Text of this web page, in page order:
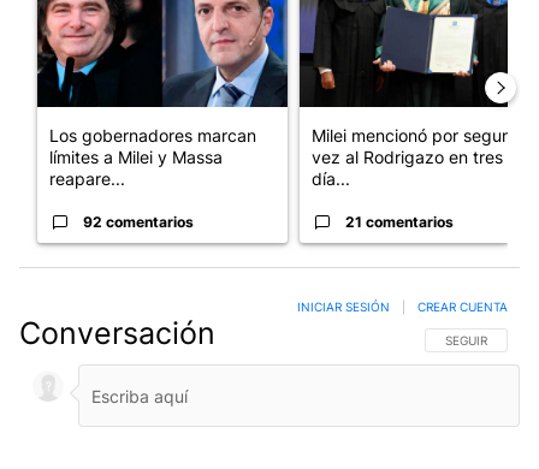
Los gobernadores marcan
límites a Milei y Massa
reapare...
92 comentarios
Milei mencionó por segunda
vez al Rodrigazo en tres
día...
21 comentarios
Conversación SIGA ESTA
SEGUIR
INICIAR SESIÓN CREAR CUENTA